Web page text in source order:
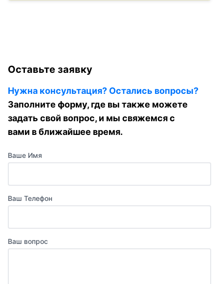
Оставьте заявку
Нужна консультация? Остались вопросы?
Заполните форму, где вы также можете
задать свой вопрос, и мы свяжемся с
вами в ближайшее время.
Ваше Имя
Ваш Телефон
Ваш вопрос